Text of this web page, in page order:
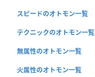
スピードのオトモン一覧
テクニックのオトモン一覧
無属性のオトモン一覧
火属性のオトモン一覧